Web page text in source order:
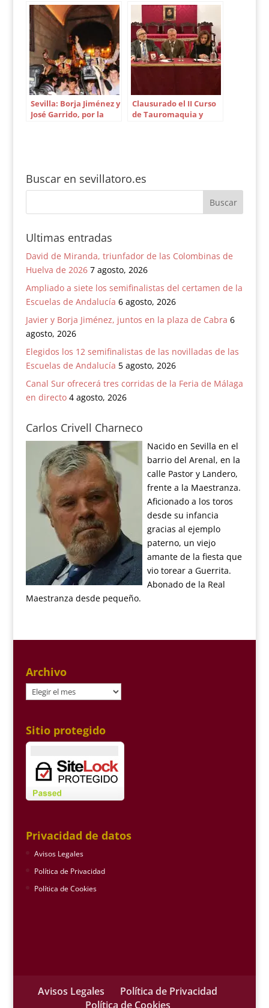
de Ciudad Rodrigo
Sevilla: Borja Jiménez y
José Garrido, por la
Clausurado el II Curso
de Tauromaquia y
Buscar en sevillatoro.es
Ultimas entradas
David de Miranda, triunfador de las Colombinas de
Huelva de 2026 7 agosto, 2026
Ampliado a siete los semifinalistas del certamen de la
Escuelas de Andalucía 6 agosto, 2026
Javier y Borja Jiménez, juntos en la plaza de Cabra 6
agosto, 2026
Elegidos los 12 semifinalistas de las novilladas de las
Escuelas de Andalucía 5 agosto, 2026
Canal Sur ofrecerá tres corridas de la Feria de Málaga
en directo 4 agosto, 2026
Carlos Crivell Charneco
Nacido en Sevilla en el
barrio del Arenal, en la
calle Pastor y Landero,
frente a la Maestranza.
Aficionado a los toros
desde su infancia
gracias al ejemplo
paterno, un viejo
amante de la fiesta que
vio torear a Guerrita.
Abonado de la Real
Maestranza desde pequeño.
Archivo
Archivo
Sitio protegido
Privacidad de datos
Avisos Legales
Política de Privacidad
Política de Cookies
Avisos Legales
Política de Privacidad
Política de Cookies